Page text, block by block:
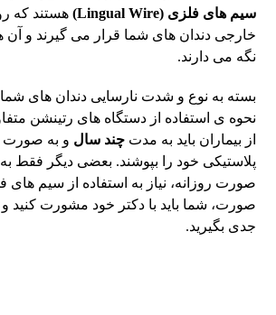
سیم های فلزی (Lingual Wire)
هستند که
خارجی دندان های شما قرار می گیرند و آن
نگه می دارند.
بسته به نوع و شدت نارسایی دندان های
نحوه ی استفاده از دستگاه های رتینشن
از بیماران باید به مدتچند سال و به صورت
پلاستیکی خود را بپوشند. بعضی دیگر فقط
صورت روزانه، نیاز به استفاده از سیم های
صورت، شما باید با دکتر خود مشورت کنید و
جدی بگیرید.